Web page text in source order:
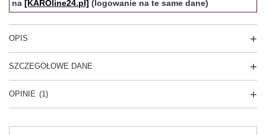
na [KAROline24.pl] (logowanie na te same dane)
OPIS
SZCZEGÓŁOWE DANE
OPINIE (1)